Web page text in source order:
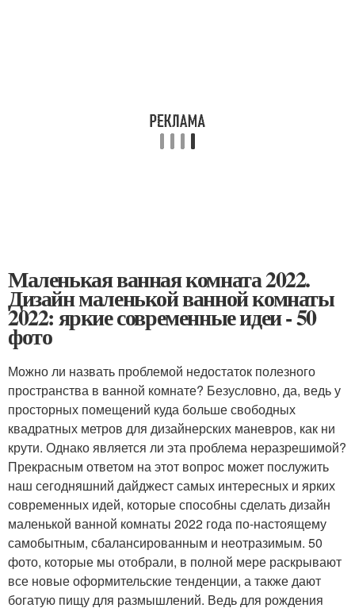
Маленькая ванная комната 2022.
Дизайн маленькой ванной комнаты
2022: яркие современные идеи - 50
фото
Можно ли назвать проблемой недостаток полезного
пространства в ванной комнате? Безусловно, да, ведь у
просторных помещений куда больше свободных
квадратных метров для дизайнерских маневров, как ни
крути. Однако является ли эта проблема неразрешимой?
Прекрасным ответом на этот вопрос может послужить
наш сегодняшний дайджест самых интересных и ярких
современных идей, которые способны сделать дизайн
маленькой ванной комнаты 2022 года по-настоящему
самобытным, сбалансированным и неотразимым. 50
фото, которые мы отобрали, в полной мере раскрывают
все новые оформительские тенденции, а также дают
богатую пищу для размышлений. Ведь для рождения